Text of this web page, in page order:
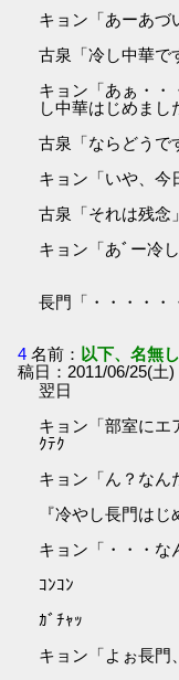
キョン「あーあづ
古泉「冷し中華で
キョン「あぁ・・
し中華はじめまし
古泉「ならどうで
キョン「いや、今
古泉「それは残念」
キョン「あﾞー冷
長門「・・・・・
4 名前： 以下、名無
稿日：2011/06/25(土
翌日
キョン「部室にエ
ｸﾃｸ
キョン「ん？なん
『冷やし長門はじ
キョン「・・・な
ｺﾝｺﾝ
ｶﾞﾁｬｯ
キョン「よぉ長門